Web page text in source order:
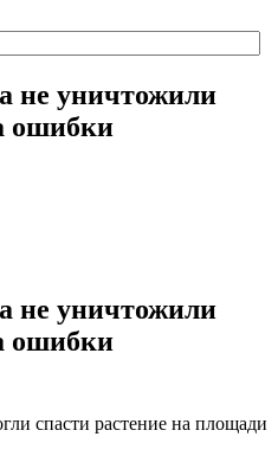
не уничтожили
ошибки
не уничтожили
ошибки
спасти растение на площади